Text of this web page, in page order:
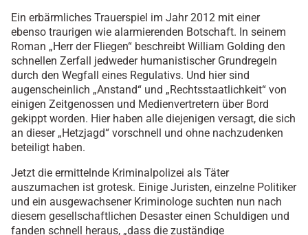
Ein erbärmliches Trauerspiel im Jahr 2012 mit einer
ebenso traurigen wie alarmierenden Botschaft. In seinem
Roman „Herr der Fliegen“ beschreibt William Golding den
schnellen Zerfall jedweder humanistischer Grundregeln
durch den Wegfall eines Regulativs. Und hier sind
augenscheinlich „Anstand“ und „Rechtsstaatlichkeit“ von
einigen Zeitgenossen und Medienvertretern über Bord
gekippt worden. Hier haben alle diejenigen versagt, die sich
an dieser „Hetzjagd“ vorschnell und ohne nachzudenken
beteiligt haben.
Jetzt die ermittelnde Kriminalpolizei als Täter
auszumachen ist grotesk. Einige Juristen, einzelne Politiker
und ein ausgewachsener Kriminologe suchten nun nach
diesem gesellschaftlichen Desaster einen Schuldigen und
fanden schnell heraus, „dass die zuständige